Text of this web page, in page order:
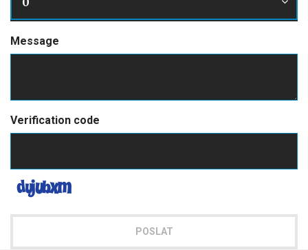
Message
Verification code
POSLAT